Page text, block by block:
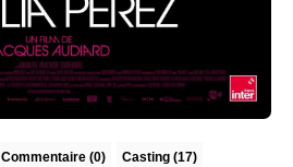
Commentaire (0) Casting (17)